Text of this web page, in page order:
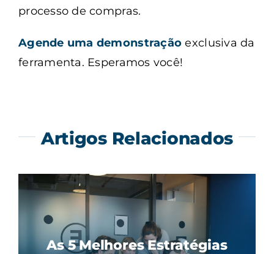
processo de compras.
Agende uma demonstração exclusiva da
ferramenta. Esperamos você!
Artigos Relacionados
As 5 Melhores Estratégias